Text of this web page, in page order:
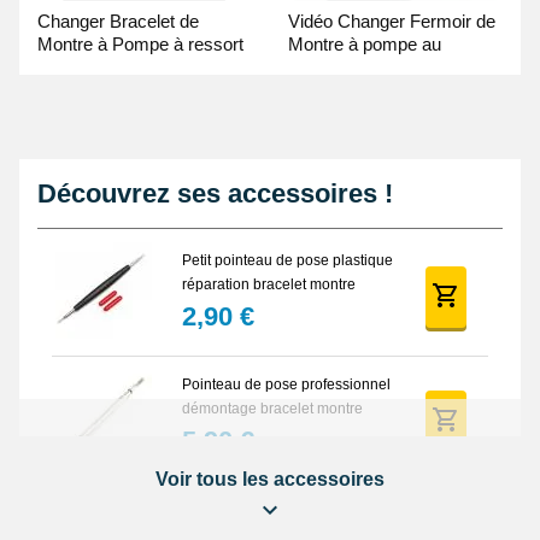
Changer Bracelet de
Montre à Pompe à ressort
Vidéo Changer Fermoir de
Montre à pompe au
Découvrez ses accessoires !
Petit pointeau de pose plastique
réparation bracelet montre
2,90 €
Pointeau de pose professionnel
démontage bracelet montre
5,90 €
Lot Outils Montre 12 pièces +
Voir tous les accessoires